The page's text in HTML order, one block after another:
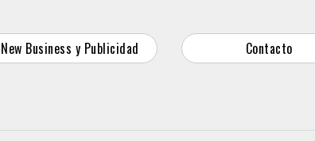
New Business y Publicidad Contacto